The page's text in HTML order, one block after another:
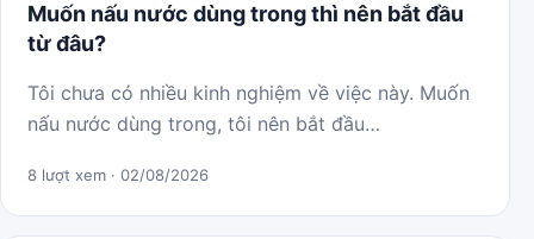
Muốn nấu nước dùng trong thì nên bắt đầu
từ đâu?
Tôi chưa có nhiều kinh nghiệm về việc này. Muốn
nấu nước dùng trong, tôi nên bắt đầu…
8 lượt xem · 02/08/2026